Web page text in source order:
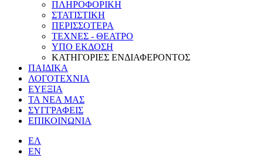
ΠΛΗΡΟΦΟΡΙΚΗ
ΣΤΑΤΙΣΤΙΚΗ
ΠΕΡΙΣΣΟΤΕΡΑ
ΤΕΧΝΕΣ - ΘΕΑΤΡΟ
ΥΠΟ ΕΚΔΟΣΗ
ΚΑΤΗΓΟΡΙΕΣ ΕΝΔΙΑΦΕΡΟΝΤΟΣ
ΠΑΙΔΙΚΑ
ΛΟΓΟΤΕΧΝΙΑ
ΕΥΕΞΙΑ
ΤΑ NEA ΜΑΣ
ΣΥΓΓΡΑΦΕΙΣ
ΕΠΙΚΟΙΝΩΝΙΑ
ΕΛ
ΕΝ